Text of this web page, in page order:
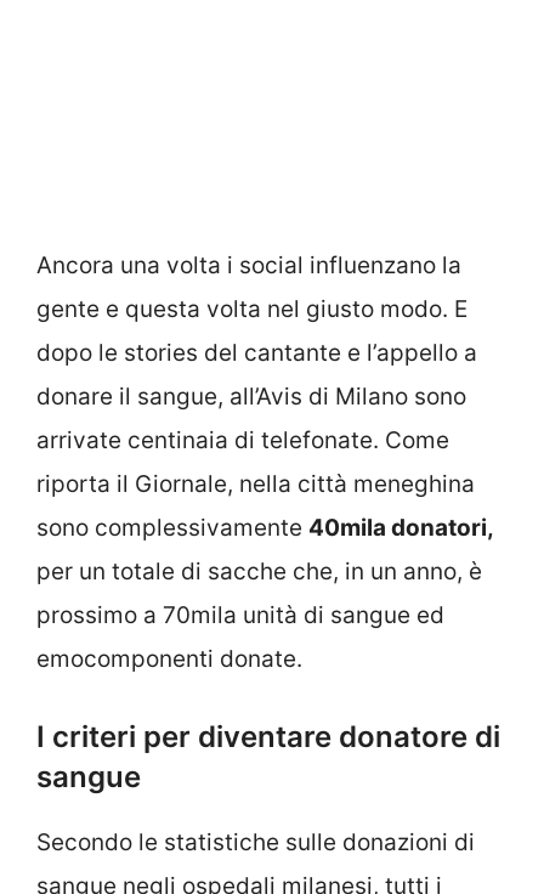
Ancora una volta i social influenzano la
gente e questa volta nel giusto modo. E
dopo le stories del cantante e l’appello a
donare il sangue, all’Avis di Milano sono
arrivate centinaia di telefonate. Come
riporta il Giornale, nella città meneghina
sono complessivamente 40mila donatori,
per un totale di sacche che, in un anno, è
prossimo a 70mila unità di sangue ed
emocomponenti donate.
I criteri per diventare donatore di
sangue
Secondo le statistiche sulle donazioni di
sangue negli ospedali milanesi, tutti i